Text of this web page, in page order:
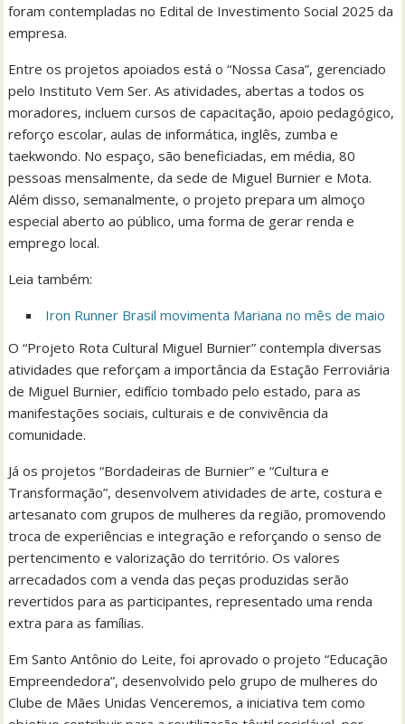
foram contempladas no Edital de Investimento Social 2025 da
empresa.
Entre os projetos apoiados está o “Nossa Casa”, gerenciado
pelo Instituto Vem Ser. As atividades, abertas a todos os
moradores, incluem cursos de capacitação, apoio pedagógico,
reforço escolar, aulas de informática, inglês, zumba e
taekwondo. No espaço, são beneficiadas, em média, 80
pessoas mensalmente, da sede de Miguel Burnier e Mota.
Além disso, semanalmente, o projeto prepara um almoço
especial aberto ao público, uma forma de gerar renda e
emprego local.
Leia também:
Iron Runner Brasil movimenta Mariana no mês de maio
O “Projeto Rota Cultural Miguel Burnier” contempla diversas
atividades que reforçam a importância da Estação Ferroviária
de Miguel Burnier, edifício tombado pelo estado, para as
manifestações sociais, culturais e de convivência da
comunidade.
Já os projetos “Bordadeiras de Burnier” e “Cultura e
Transformação”, desenvolvem atividades de arte, costura e
artesanato com grupos de mulheres da região, promovendo
troca de experiências e integração e reforçando o senso de
pertencimento e valorização do território. Os valores
arrecadados com a venda das peças produzidas serão
revertidos para as participantes, representado uma renda
extra para as famílias.
Em Santo Antônio do Leite, foi aprovado o projeto “Educação
Empreendedora”, desenvolvido pelo grupo de mulheres do
Clube de Mães Unidas Venceremos, a iniciativa tem como